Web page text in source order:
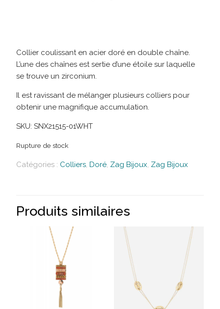
Collier coulissant en acier doré en double chaîne.
L’une des chaînes est sertie d’une étoile sur laquelle
se trouve un zirconium.
Il est ravissant de mélanger plusieurs colliers pour
obtenir une magnifique accumulation.
SKU: SNX21515-01WHT
Rupture de stock
Catégories : Colliers, Doré, Zag Bijoux, Zag Bijoux
Produits similaires